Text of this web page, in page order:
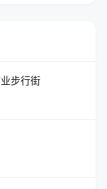
步行街